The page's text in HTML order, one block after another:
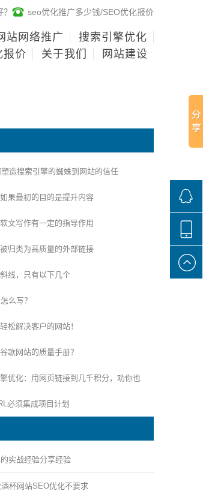
seo优化推广多少钱/SEO优化报价
站网络推广
搜索引擎优化
报价 关于我们 网站建设
造搜索引擎的蜘蛛到网站的信任
果最初的目的是提升内容
文写作有一定的指导作用
归类为高质量的外部链接
线，只有以下几个
么写？
松解决客户的网站！
歌网站的质量手册？
优化：用网页链接到几千积分，劝你也
必须集成项目计划
实战经验分享经验
杯网站SEO优化不要求